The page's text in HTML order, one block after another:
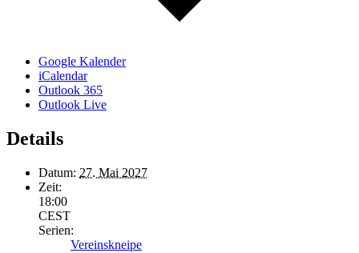
Google Kalender
iCalendar
Outlook 365
Outlook Live
Details
Datum: 27. Mai 2027
Zeit:
18:00
CEST
Serien:
Vereinskneipe